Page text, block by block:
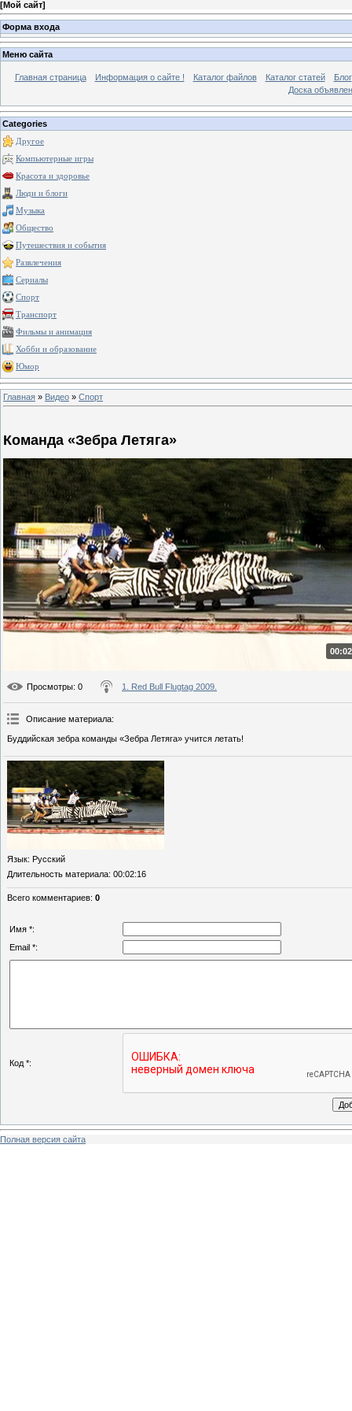
[Мой сайт]
Форма входа
Меню сайта
Главная страница Информация о сайте ! Каталог файлов Каталог статей
Блог
Доска
Categories
Другое
Компьютерные игры
Красота и здоровье
Люди и блоги
Музыка
Общество
Путешествия и события
Развлечения
Сериалы
Спорт
Транспорт
Фильмы и анимация
Хобби и образование
Юмор
Главная » Видео » Спорт
Команда «Зебра Летяга»
Просмотры: 0 1. Red Bull Flugtag 2009.
Описание материала:
Буддийская зебра команды «Зебра Летяга» учится летать!
Язык: Русский
Длительность материала: 00:02:16
Всего комментариев: 0
Имя *:
Email *:
Код *:
Полная версия сайта